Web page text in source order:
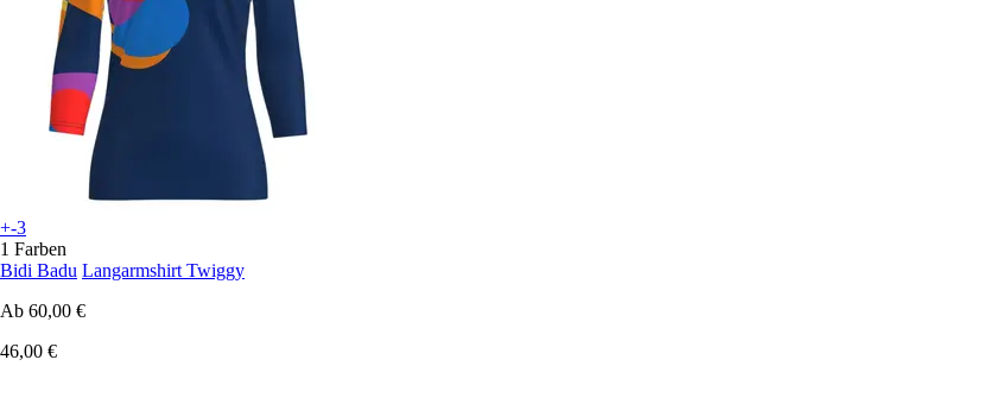
+-3
1 Farben
Bidi Badu Langarmshirt Twiggy
Ab 60,00 €
46,00 €